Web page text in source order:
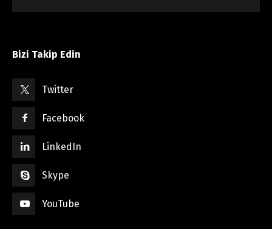
Bizi Takip Edin
Twitter
Facebook
LinkedIn
Skype
YouTube